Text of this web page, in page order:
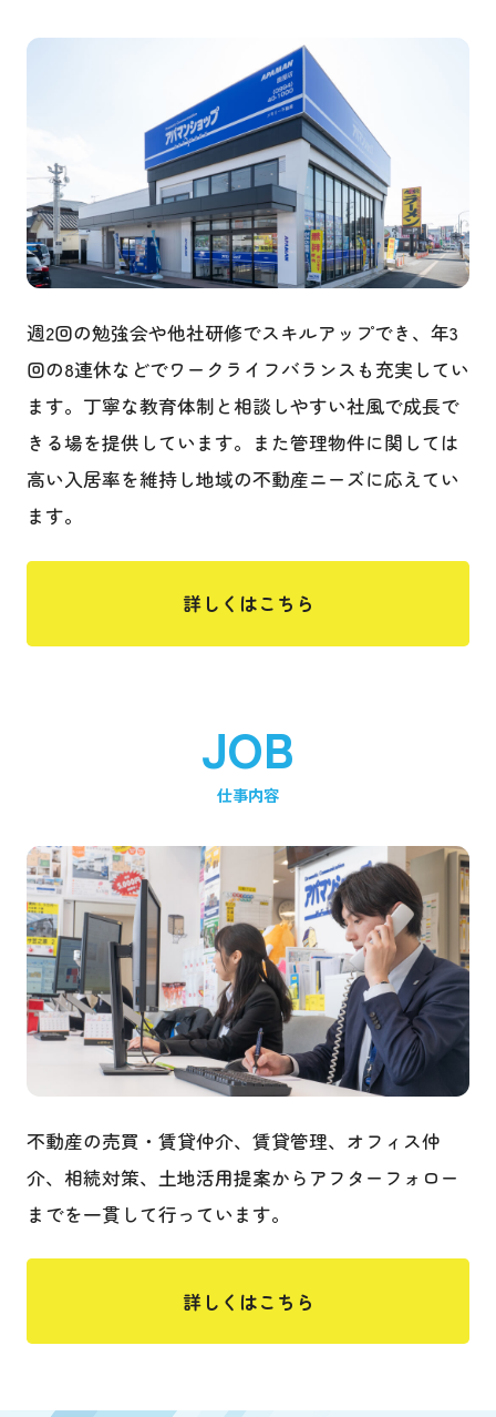
週2回の勉強会や他社研修でスキルアップでき、年3
回の8連休などでワークライフバランスも充実してい
ます。丁寧な教育体制と相談しやすい社風で成長で
きる場を提供しています。また管理物件に関しては
高い入居率を維持し地域の不動産ニーズに応えてい
ます。
詳しくはこちら
JOB
仕事内容
不動産の売買・賃貸仲介、賃貸管理、オフィス仲
介、相続対策、土地活用提案からアフターフォロー
までを一貫して行っています。
詳しくはこちら